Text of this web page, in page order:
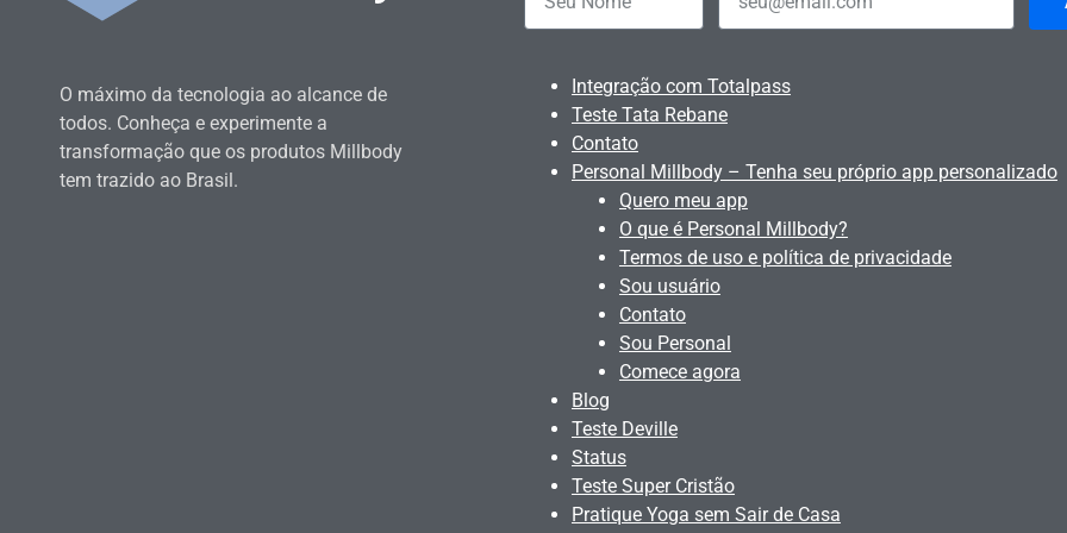
O máximo da tecnologia ao alcance de
todos. Conheça e experimente a
transformação que os produtos Millbody
tem trazido ao Brasil.
Integração com Totalpass
Teste Tata Rebane
Contato
Personal Millbody – Tenha seu próprio app personalizado
Quero meu app
O que é Personal Millbody?
Termos de uso e política de privacidade
Sou usuário
Contato
Sou Personal
Comece agora
Blog
Teste Deville
Status
Teste Super Cristão
Pratique Yoga sem Sair de Casa